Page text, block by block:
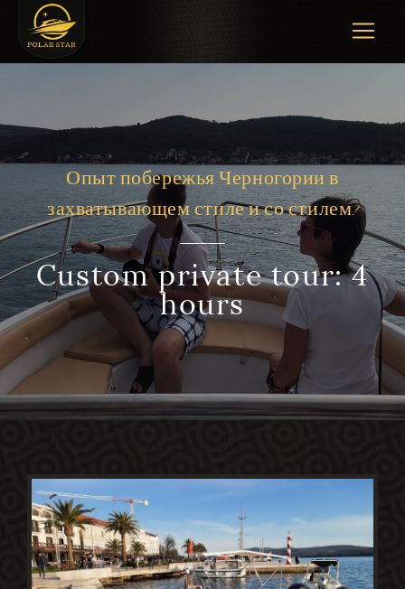
Опыт побережья Черногории в
захватывающем стиле и со стилем!
Custom private tour: 4
hours